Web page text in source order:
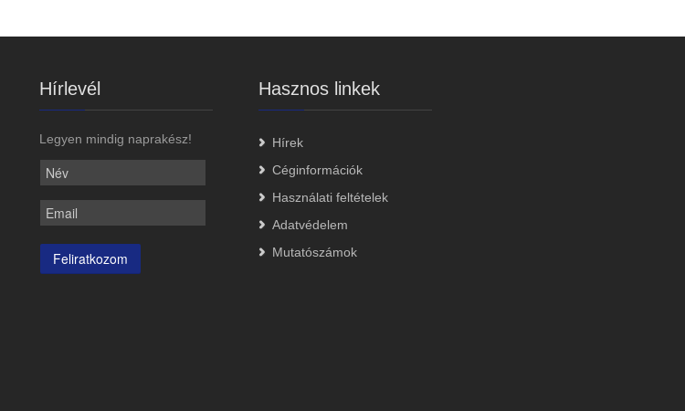
Hírlevél
Legyen mindig naprakész!
Hasznos linkek
Hírek
Céginformációk
Használati feltételek
Adatvédelem
Mutatószámok